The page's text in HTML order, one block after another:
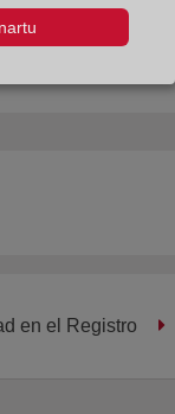
en el Registro